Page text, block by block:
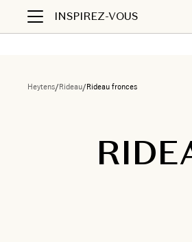
INSPIREZ-VOUS
Heytens/Rideau/Rideau fronces